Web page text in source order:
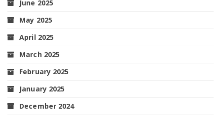
June 2025
May 2025
April 2025
March 2025
February 2025
January 2025
December 2024